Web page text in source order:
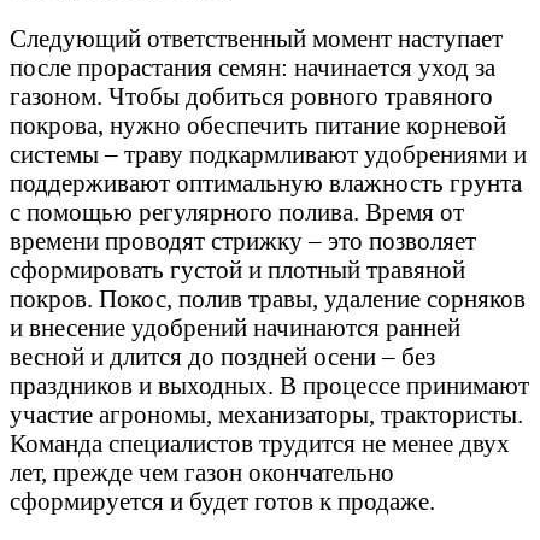
Следующий ответственный момент наступает
после прорастания семян: начинается уход за
газоном. Чтобы добиться ровного травяного
покрова, нужно обеспечить питание корневой
системы – траву подкармливают удобрениями и
поддерживают оптимальную влажность грунта
с помощью регулярного полива. Время от
времени проводят стрижку – это позволяет
сформировать густой и плотный травяной
покров. Покос, полив травы, удаление сорняков
и внесение удобрений начинаются ранней
весной и длится до поздней осени – без
праздников и выходных. В процессе принимают
участие агрономы, механизаторы, трактористы.
Команда специалистов трудится не менее двух
лет, прежде чем газон окончательно
сформируется и будет готов к продаже.